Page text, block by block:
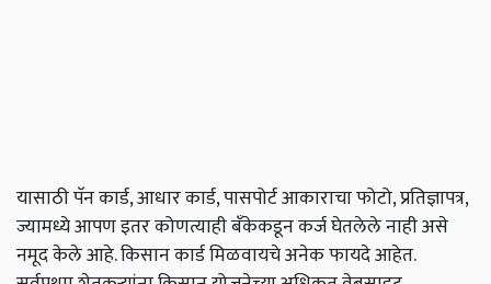
यासाठी पॅन कार्ड, आधार कार्ड, पासपोर्ट आकाराचा फोटो, प्रतिज्ञापत्र,
ज्यामध्ये आपण इतर कोणत्याही बँकेकडून कर्ज घेतलेले नाही असे
नमूद केले आहे. किसान कार्ड मिळवायचे अनेक फायदे आहेत.